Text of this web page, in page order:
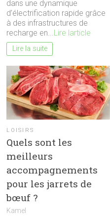
dans une dynamique
d’électrification rapide grâce
à des infrastructures de
recharge en...Lire larticle
Lire la suite
LOISIRS
Quels sont les
meilleurs
accompagnements
pour les jarrets de
bœuf ?
Kamel